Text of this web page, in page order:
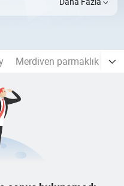
Merdiven parmaklık direği